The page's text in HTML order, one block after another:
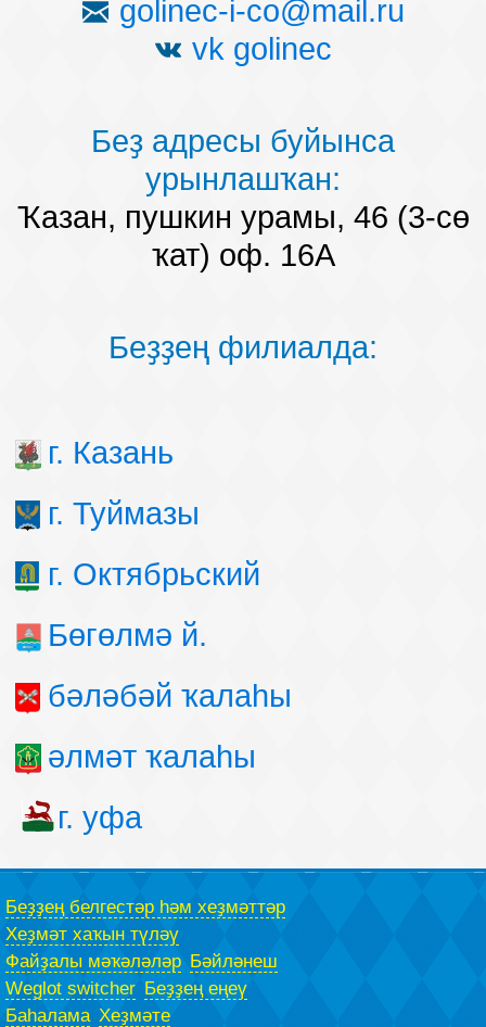
golinec-i-co@mail.ru
vk golinec
Беҙ адресы буйынса
урынлашҡан:
Ҡазан, пушкин урамы, 46 (3-сө
ҡат) оф. 16А
Беҙҙең филиалда:
г. Казань
г. Туймазы
г. Октябрьский
Бөгөлмә й.
бәләбәй ҡалаһы
әлмәт ҡалаһы
г. уфа
Беҙҙең белгестәр һәм хеҙмәттәр
Хеҙмәт хаҡын түләү
Файҙалы мәҡәләләр Бәйләнеш
Weglot switcher Беҙҙең еңеү
Баһалама Хеҙмәте